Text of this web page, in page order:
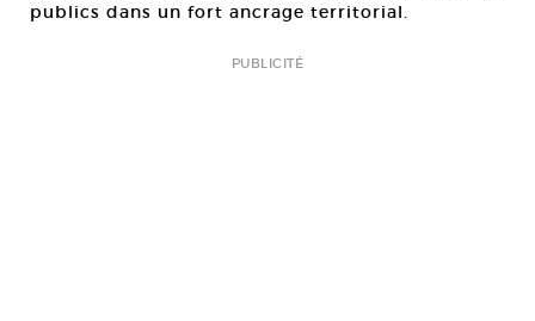
publics dans un fort ancrage territorial.
PUBLICITÉ